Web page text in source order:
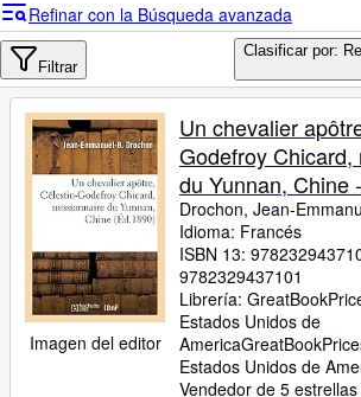
Colecciones
Libros antiguos
Arte y coleccionismo
Vendedores
Comenzar a vender
CERRAR
Refinar con la Búsqueda avanzada
Filtrar
Clasificar por:
Imagen del editor
Un chevalier
Godefroy Chicard,
du Yunnan, Chine
french
Drochon, Jean-
Idioma: Francés
ISBN 13:
9782329437101
Librería:
Estados Unidos de
America
Estados Unidos de
Vendedor de 5 estrellas